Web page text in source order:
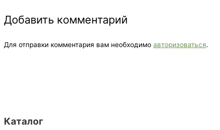
Каталог
Добавить комментарий
Для отправки комментария вам необходимо авторизоваться.